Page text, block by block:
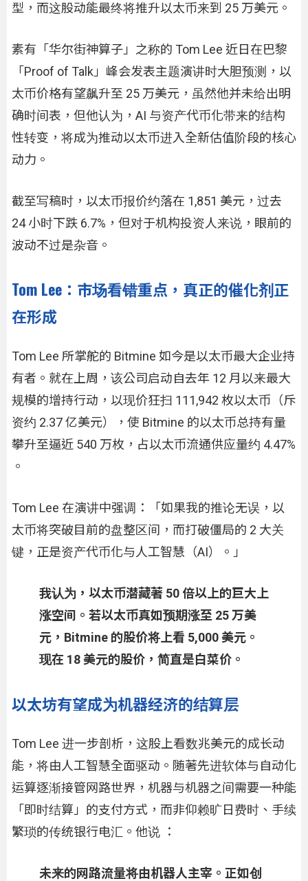
型，而这股动能最终将推升以太币来到 25 万美元。
素有「华尔街神算子」之称的 Tom Lee 近日在巴黎
「Proof of Talk」峰会发表主题演讲时大胆预测，以
太币价格有望飙升至 25 万美元，虽然他并未给出明
确时间表，但他认为，AI 与资产代币化带来的结构
性转变，将成为推动以太币进入全新估值阶段的核心
动力。
截至写稿时，以太币报价约落在 1,851 美元，过去
24 小时下跌 6.7%，但对于机构投资人来说，眼前的
波动不过是杂音。
Tom Lee：市场看错重点，真正的催化剂正
在形成
Tom Lee 所掌舵的 Bitmine 如今是以太币最大企业持
有者。就在上周，该公司启动自去年 12 月以来最大
规模的增持行动，以现价狂扫 111,942 枚以太币（斥
资约 2.37 亿美元），使 Bitmine 的以太币总持有量
攀升至逼近 540 万枚，占以太币流通供应量约 4.47%
。
Tom Lee 在演讲中强调：「如果我的推论无误，以
太币将突破目前的盘整区间，而打破僵局的 2 大关
键，正是资产代币化与人工智慧（AI）。」
我认为，以太币潜藏著 50 倍以上的巨大上
涨空间。若以太币真如预期涨至 25 万美
元，Bitmine 的股价将上看 5,000 美元。
现在 18 美元的股价，简直是白菜价。
以太坊有望成为机器经济的结算层
Tom Lee 进一步剖析，这股上看数兆美元的成长动
能，将由人工智慧全面驱动。随著先进软体与自动化
运算逐渐接管网路世界，机器与机器之间需要一种能
「即时结算」的支付方式，而非仰赖旷日费时、手续
繁琐的传统银行电汇。他说 ：
未来的网路流量将由机器人主宰。正如创